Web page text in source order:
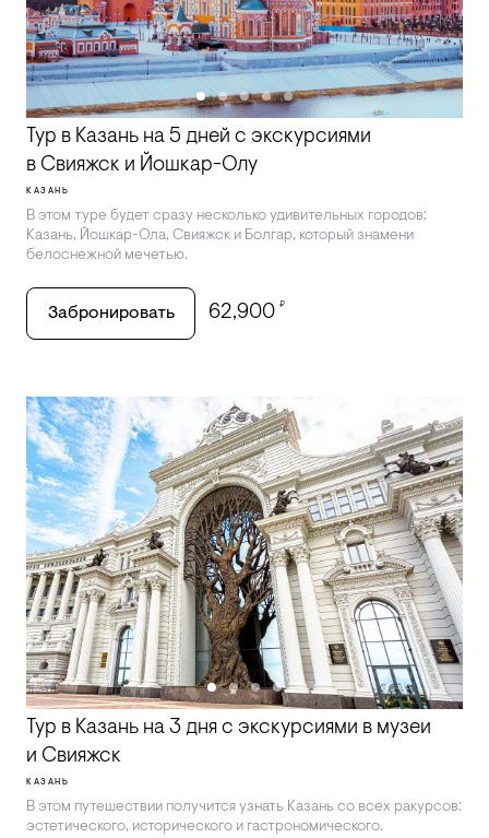
Тур в Казань на 5 дней с экскурсиями
в Свияжск и Йошкар-Олу
КАЗАНЬ
В этом туре будет сразу несколько удивительных городов:
Казань, Йошкар-Ола, Свияжск и Болгар, который знамени
белоснежной мечетью.
Забронировать 62,900 ₽
Тур в Казань на 3 дня с экскурсиями в музеи
и Свияжск
КАЗАНЬ
В этом путешествии получится узнать Казань со всех ракурсов:
эстетического, исторического и гастрономического.